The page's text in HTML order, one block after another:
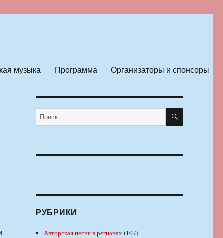
музыка Программа Организаторы и спонсоры
Искать: ПОИСК
РУБРИКИ
Авторская песня в регионах(107)